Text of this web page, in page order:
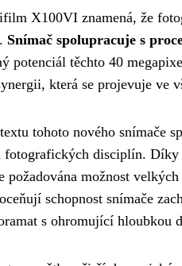
X100VI znamená, že
Snímač spolupracuje s
potenciál těchto 40
která se projevuje ve
tohoto nového snímače
disciplín.
možnost
schopnost snímače
s ohromující hloubkou